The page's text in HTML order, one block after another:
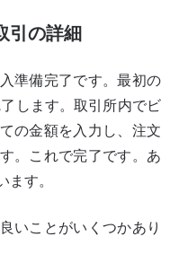
引の詳細
準備完了です。最初の
します。取引所内でビ
の金額を入力し、注文
。これで完了です。あ
す。
いことがいくつかあり